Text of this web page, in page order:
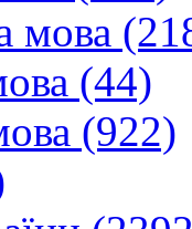
мова
(44)
(922)